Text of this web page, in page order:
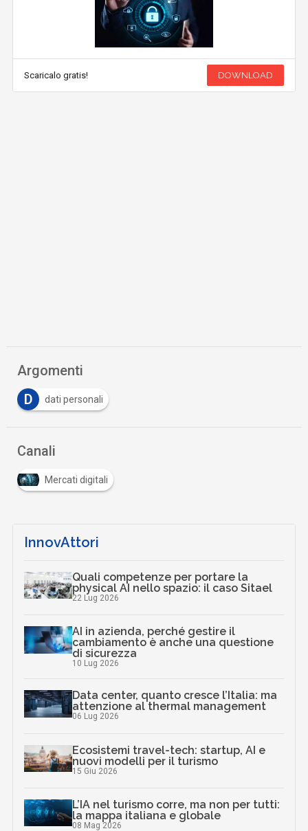
Scaricalo gratis! DOWNLOAD
Argomenti
D
dati personali
Canali
Mercati digitali
InnovAttori
Quali competenze per portare la
physical AI nello spazio: il caso Sitael
22 Lug 2026
AI in azienda, perché gestire il
cambiamento è anche una questione
di sicurezza
10 Lug 2026
Data center, quanto cresce l’Italia: ma
attenzione al thermal management
06 Lug 2026
Ecosistemi travel-tech: startup, AI e
nuovi modelli per il turismo
15 Giu 2026
L’IA nel turismo corre, ma non per tutti:
la mappa italiana e globale
08 Mag 2026